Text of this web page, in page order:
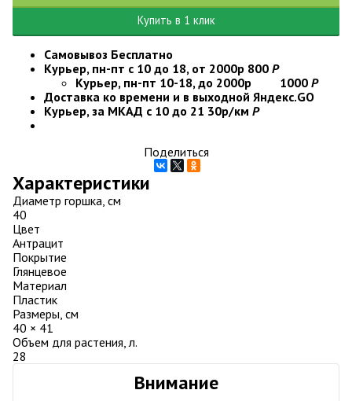
Купить в 1 клик
Самовывоз Бесплатно
Курьер, пн-пт с 10 до 18, от 2000р 800 Р
Курьер, пн-пт 10-18, до 2000р 1000 Р
Доставка ко времени и в выходной Яндекс.GO
Курьер, за МКАД с 10 до 21 30р/км Р
Поделиться
Характеристики
Диаметр горшка, см
40
Цвет
Антрацит
Покрытие
Глянцевое
Материал
Пластик
Размеры, см
40 × 41
Объем для растения, л.
28
Внимание